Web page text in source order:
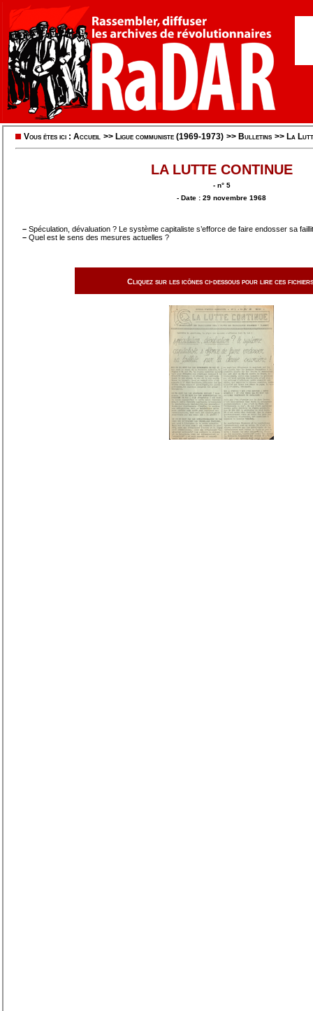
Vous êtes ici : Accueil >> Ligue communiste (1969-1973) >> Bulletins >> La
LA LUTTE CONTINUE
- n° 5
- Date : 29 novembre 1968
– Spéculation, dévaluation ? Le système capitaliste s’efforce de faire endosser sa
– Quel est le sens des mesures actuelles ?
Cliquez sur les icônes ci-dessous pour lire ces